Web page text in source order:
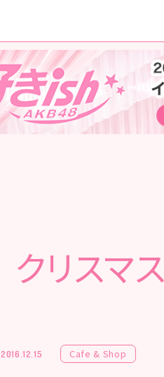
クリスマ
2016.12.15 Cafe & Shop